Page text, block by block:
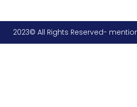
2023© All Rights Reserved-